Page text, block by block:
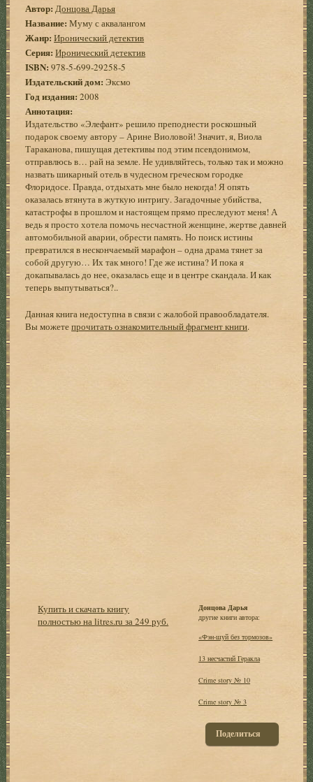
Автор: Донцова Дарья
Название: Муму с аквалангом
Жанр: Иронический детектив
Серия: Иронический детектив
ISBN: 978-5-699-29258-5
Издательский дом: Эксмо
Год издания: 2008
Аннотация:
Издательство «Элефант» решило преподнести роскошный
подарок своему автору – Арине Виоловой! Значит, я, Виола
Тараканова, пишущая детективы под этим псевдонимом,
отправлюсь в… рай на земле. Не удивляйтесь, только так и можно
назвать шикарный отель в чудесном греческом городке
Флоридосе. Правда, отдыхать мне было некогда! Я опять
оказалась втянута в жуткую интригу. Загадочные убийства,
катастрофы в прошлом и настоящем прямо преследуют меня! А
ведь я просто хотела помочь несчастной женщине, жертве давней
автомобильной аварии, обрести память. Но поиск истины
превратился в нескончаемый марафон – одна драма тянет за
собой другую… Их так много! Где же истина? И пока я
докапывалась до нее, оказалась еще и в центре скандала. И как
теперь выпутываться?..
Данная книга недоступна в связи с жалобой правообладателя.
Вы можетепрочитать ознакомительный фрагмент книги.
Купить и скачать книгу
полностью на litres.ru за 249 руб.
Донцова Дарья
другие книги автора:
«Фэн-шуй без тормозов»
13 несчастий Геракла
Crime story № 10
Crime story № 3
Поделиться